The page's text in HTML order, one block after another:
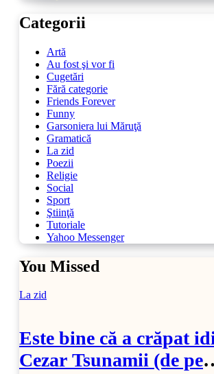
Categorii
Artă
Au fost şi vor fi
Cugetări
Fără categorie
Friends Forever
Funny
Garsoniera lui Măruţă
Gramatică
La zid
Poezii
Religie
Social
Sport
Ştiinţă
Tutoriale
Yahoo Messenger
You Missed
La zid
Este bine că a crăpat
Cezar Tsunamii (de pe